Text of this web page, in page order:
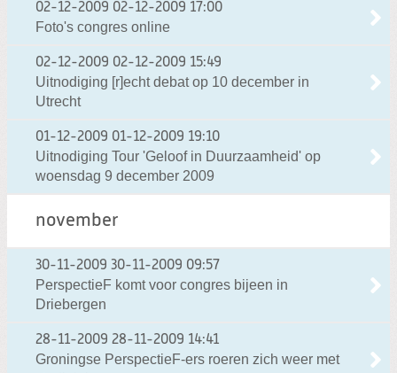
02-12-2009 02-12-2009 17:00
Foto's congres online
02-12-2009 02-12-2009 15:49
Uitnodiging [r]echt debat op 10 december in
Utrecht
01-12-2009 01-12-2009 19:10
Uitnodiging Tour 'Geloof in Duurzaamheid' op
woensdag 9 december 2009
november
30-11-2009 30-11-2009 09:57
PerspectieF komt voor congres bijeen in
Driebergen
28-11-2009 28-11-2009 14:41
Groningse PerspectieF-ers roeren zich weer met